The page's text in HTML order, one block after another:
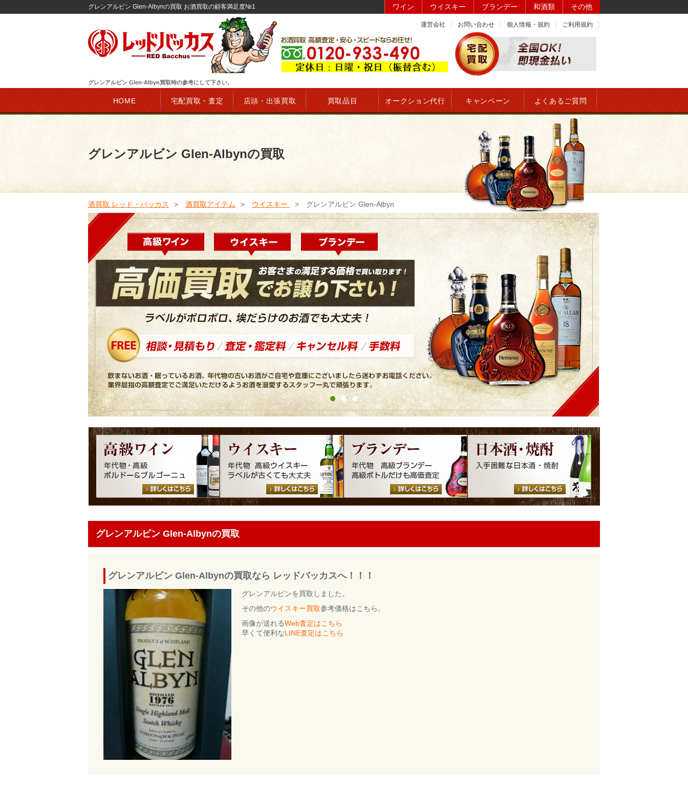
グレンアルビン Glen-Albynの買取 お酒買取の顧客満足度№1 ワイン ウイスキー ブランデー 和酒類 その他
運営会社 お問い合わせ 個人情報・規約 ご利用規約
グレンアルビン Glen-Albyn買取時の参考にして下さい。
HOME 宅配買取・査定 店頭・出張買取 買取品目 オークション代行 キャンペーン よくあるご質問
グレンアルビン Glen-Albynの買取
酒買取 レッド・バッカス 酒買取アイテム ウイスキー グレンアルビン Glen-Albyn
グレンアルビン Glen-Albynの買取
グレンアルビン Glen-Albynの買取なら レッドバッカスへ！！！
グレンアルビンを買取しました。
その他のウイスキー買取参考価格はこちら。
画像が送れるWeb査定はこちら
早くて便利なLINE査定はこちら